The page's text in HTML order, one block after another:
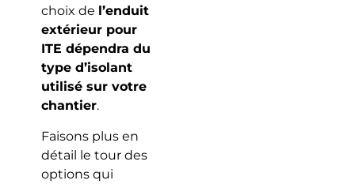
choix de l’enduit
extérieur pour
ITE dépendra du
type d’isolant
utilisé sur votre
chantier.
Faisons plus en
détail le tour des
options qui